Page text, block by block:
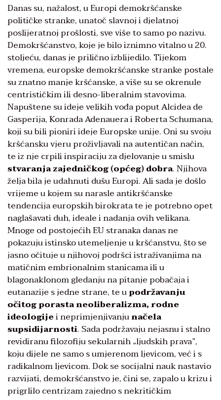
Danas su, nažalost, u Europi demokršćanske
političke stranke, unatoč slavnoj i djelatnoj
poslijeratnoj prošlosti, sve više to samo po nazivu.
Demokršćanstvo, koje je bilo iznimno vitalno u 20.
stoljeću, danas je prilično izblijedilo. Tijekom
vremena, europske demokršćanske stranke postale
su znatno manje kršćanske, a više su se okrenule
centrističkim ili desno-liberalnim stavovima.
Napuštene su ideje velikih vođa poput Alcidea de
Gasperija, Konrada Adenauera i Roberta Schumana,
koji su bili pioniri ideje Europske unije. Oni su svoju
kršćansku vjeru proživljavali na autentičan način,
te iz nje crpili inspiraciju za djelovanje u smislu
stvaranja zajedničkog (općeg) dobra. Njihova
želja bila je udahnuti dušu Europi. Ali sada je došlo
vrijeme u kojem su narasle antikršćanske
tendencija europskih birokrata te je potrebno opet
naglašavati duh, ideale i nadanja ovih velikana.
Mnoge od postojećih EU stranaka danas ne
pokazuju istinsko utemeljenje u kršćanstvu, što se
jasno očituje u njihovoj podršci istraživanjima na
matičnim embrionalnim stanicama ili u
blagonaklonom gledanju na pitanje pobačaja i
eutanazije s jedne strane, te upodržavanju
očitog porasta neoliberalizma, rodne
ideologijei neprimjenjivanjunačela
supsidijarnosti. Sada podržavaju nejasnu i stalno
revidiranu filozofiju sekularnih „ljudskih prava”,
koju dijele ne samo s umjerenom ljevicom, već i s
radikalnom ljevicom. Dok se socijalni nauk nastavio
razvijati, demokršćanstvo je, čini se, zapalo u krizu i
prigrlilo centrizam zajedno s nekritičkim